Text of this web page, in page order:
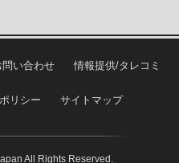
問い合わせ 情報提供/タレコミ
リシー サイトマップ
All Rights Reserved.